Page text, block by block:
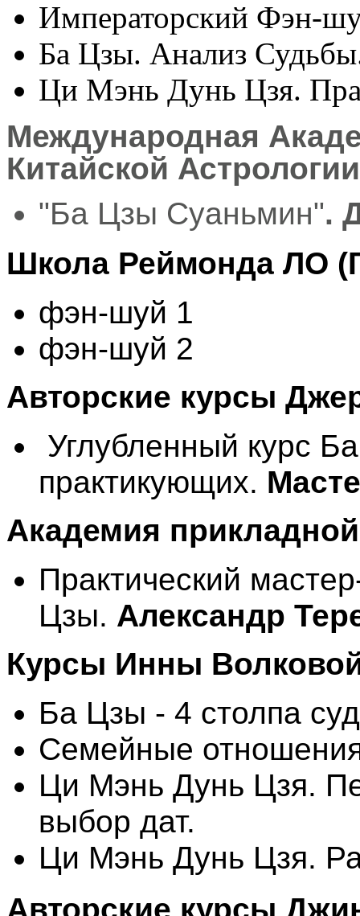
Императорский Фэн-
Ба Цзы. Анализ
Ци Мэнь Дунь Цзя.
Международная
Китайской
"Ба Цзы Суаньмин".
Школа Реймонда ЛО
фэн-шуй 1
фэн-шуй 2
Авторские курсы
Углубленный курс
практикующих.
Академия
Практический
Цзы. Александр
Курсы Инны
Ба Цзы - 4 столпа
Семейные
Ци Мэнь Дунь Цзя.
выбор дат.
Ци Мэнь Дунь Цзя.